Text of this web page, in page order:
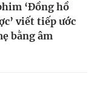
‘Đồng hồ
viết tiếp ước
bằng âm